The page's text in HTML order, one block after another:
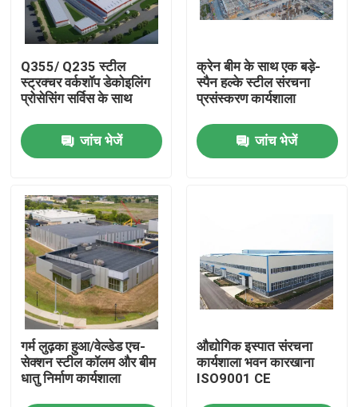
घर
उत्पादों
वीडियो
हमारे बारे में
Q355/ Q235 स्टील
स्ट्रक्चर वर्कशॉप डेकोइलिंग
प्रोसेसिंग सर्विस के साथ
जांच भेजें
क्रेन बीम के साथ एक बड़े-
स्पैन हल्के स्टील संरचना
प्रसंस्करण कार्यशाला
जांच भेजें
गर्म लुढ़का हुआ/वेल्डेड एच-
सेक्शन स्टील कॉलम और बीम
धातु निर्माण कार्यशाला
औद्योगिक इस्पात संरचना
कार्यशाला भवन कारखाना
ISO9001 CE